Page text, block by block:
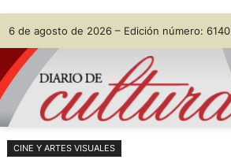
Saltar
al
contenido
Skip
to
content
6 de agosto de 2026 – Edición número: 6140
CINE Y ARTES VISUALES